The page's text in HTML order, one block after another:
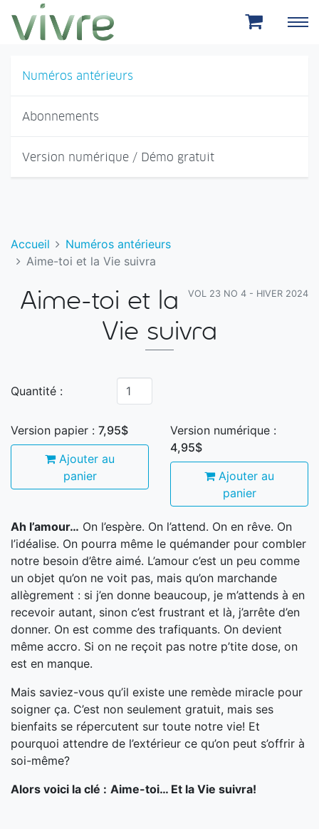
Aller au menu principal
Aller au contenu principal
Numéros antérieurs
Abonnements
Version numérique / Démo gratuit
Accueil
Numéros antérieurs
Aime-toi et la Vie suivra
VOL 23 NO 4 - HIVER 2024
Aime-toi et la
Vie suivra
Quantité :
Version papier : 7,95$
Ajouter au
panier
Version numérique :
4,95$
Ajouter au
panier
Ah l’amour… On l’espère. On l’attend. On en rêve. On
l’idéalise. On pourra même le quémander pour combler
notre besoin d’être aimé. L’amour c’est un peu comme
un objet qu’on ne voit pas, mais qu’on marchande
allègrement : si j’en donne beaucoup, je m’attends à en
recevoir autant, sinon c’est frustrant et là, j’arrête d’en
donner. On est comme des trafiquants. On devient
même accro. Si on ne reçoit pas notre p’tite dose, on
est en manque.
Mais saviez-vous qu’il existe une remède miracle pour
soigner ça. C’est non seulement gratuit, mais ses
bienfaits se répercutent sur toute notre vie! Et
pourquoi attendre de l’extérieur ce qu’on peut s’offrir à
soi-même?
Alors voici la clé : Aime-toi… Et la Vie suivra!